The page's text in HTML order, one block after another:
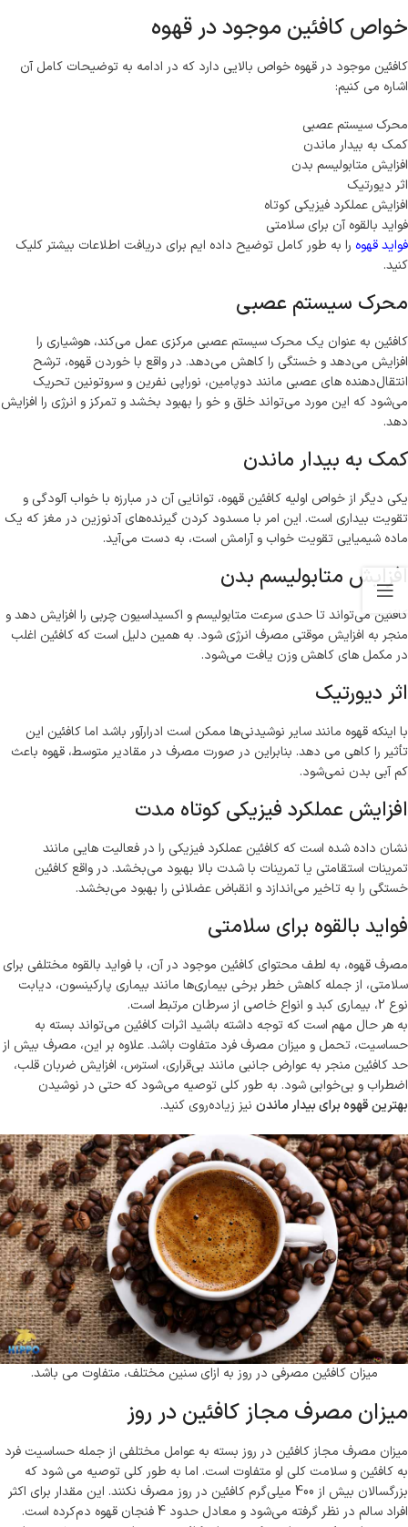
خواص کافئین موجود در قهوه
کافئین موجود در قهوه خواص بالایی دارد که در ادامه به توضیحات کامل آن
اشاره می کنیم:
محرک سیستم عصبی
کمک به بیدار ماندن
افزایش متابولیسم بدن
اثر دیورتیک
افزایش عملکرد فیزیکی کوتاه
فواید بالقوه آن برای سلامتی
فواید قهوه را به طور کامل توضیح داده ایم برای دریافت اطلاعات بیشتر کلیک
کنید.
محرک سیستم عصبی
کافئین به عنوان یک محرک سیستم عصبی مرکزی عمل می‌کند، هوشیاری را
افزایش می‌دهد و خستگی را کاهش می‌دهد. در واقع با خوردن قهوه، ترشح
انتقال‌دهنده های عصبی مانند دوپامین، نوراپی نفرین و سروتونین تحریک
می‌شود که این مورد می‌تواند خلق و خو را بهبود بخشد و تمرکز و انرژی را افزایش
دهد.
کمک به بیدار ماندن
یکی دیگر از خواص اولیه کافئین قهوه، توانایی آن در مبارزه با خواب آلودگی و
تقویت بیداری است. این امر با مسدود کردن گیرنده‌های آدنوزین در مغز که یک
ماده شیمیایی تقویت خواب و آرامش است، به دست می‌آید.
افزایش متابولیسم بدن
کافئین می‌تواند تا حدی سرعت متابولیسم و اکسیداسیون چربی را افزایش دهد و
منجر به افزایش موقتی مصرف انرژی شود. به همین دلیل است که کافئین اغلب
در مکمل های کاهش وزن یافت می‌شود.
اثر دیورتیک
با اینکه قهوه مانند سایر نوشیدنی‌ها ممکن است ادرارآور باشد اما کافئین این
تأثیر را کاهی می دهد. بنابراین در صورت مصرف در مقادیر متوسط، قهوه باعث
کم آبی بدن نمی‌شود.
افزایش عملکرد فیزیکی کوتاه مدت
نشان داده شده است که کافئین عملکرد فیزیکی را در فعالیت هایی مانند
تمرینات استقامتی یا تمرینات با شدت بالا بهبود می‌بخشد. در واقع کافئین
خستگی را به تاخیر می‌اندازد و انقباض عضلانی را بهبود می‌بخشد.
فواید بالقوه برای سلامتی
مصرف قهوه، به لطف محتوای کافئین موجود در آن، با فواید بالقوه مختلفی برای
سلامتی، از جمله کاهش خطر برخی بیماری‌ها مانند بیماری پارکینسون، دیابت
نوع 2، بیماری کبد و انواع خاصی از سرطان مرتبط است.
به هر حال مهم است که توجه داشته باشید اثرات کافئین می‌تواند بسته به
حساسیت، تحمل و میزان مصرف فرد متفاوت باشد. علاوه بر این، مصرف بیش از
حد کافئین منجر به عوارض جانبی مانند بی‌قراری، استرس، افزایش ضربان قلب،
اضطراب و بی‌خوابی شود. به طور کلی توصیه می‌شود که حتی در نوشیدن
بهترین قهوه برای بیدار ماندن نیز زیاده‌روی کنید.
میزان کافئین مصرفی در روز به ازای سنین مختلف، متفاوت می باشد.
میزان مصرف مجاز کافئین در روز
میزان مصرف مجاز کافئین در روز بسته به عوامل مختلفی از جمله حساسیت فرد
به کافئین و سلامت کلی او متفاوت است. اما به طور کلی توصیه می شود که
بزرگسالان بیش از 400 میلی‌گرم کافئین در روز مصرف نکنند. این مقدار برای اکثر
افراد سالم در نظر گرفته می‌شود و معادل حدود 4 فنجان قهوه دم‌کرده است.